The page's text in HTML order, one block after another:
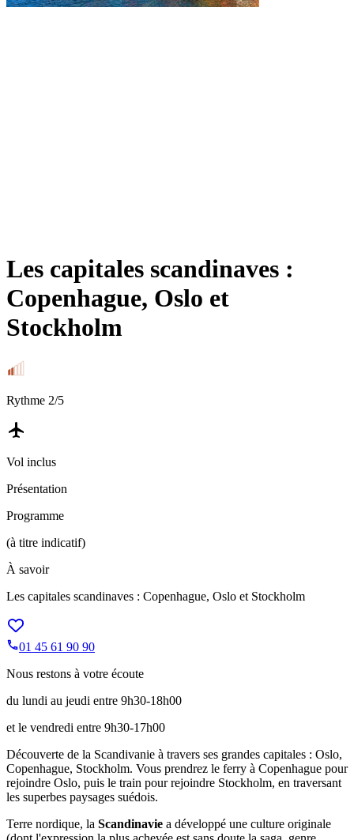
Les capitales scandinaves :
Copenhague, Oslo et
Stockholm
Rythme 2/5
Vol inclus
Présentation
Programme
(à titre indicatif)
À savoir
Les capitales scandinaves : Copenhague, Oslo et Stockholm
01 45 61 90 90
Nous restons à votre écoute
du lundi au jeudi entre 9h30-18h00
et le vendredi entre 9h30-17h00
Découverte de la Scandivanie à travers ses grandes capitales : Oslo,
Copenhague, Stockholm. Vous prendrez le ferry à Copenhague pour
rejoindre Oslo, puis le train pour rejoindre Stockholm, en traversant
les superbes paysages suédois.
Terre nordique, la Scandinavie a développé une culture originale